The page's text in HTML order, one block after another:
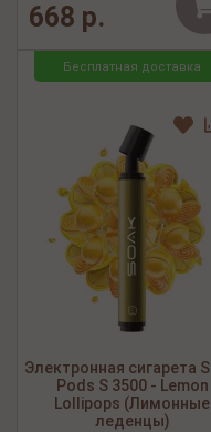
668 р.
Бесплатная доставка
Электронная сигарета
Pods S 3500 - Lemon
Lollipops (Лимонные
леденцы)